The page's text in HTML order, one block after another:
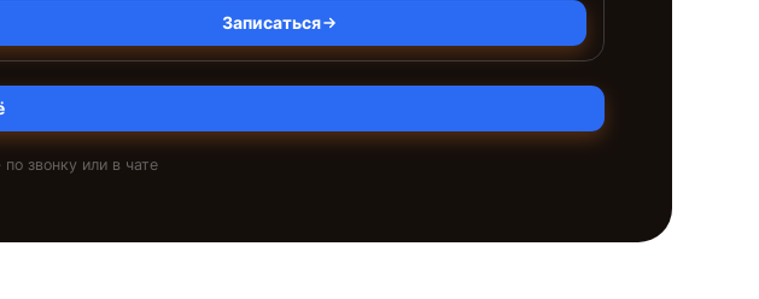
Записаться
звонку или в чате